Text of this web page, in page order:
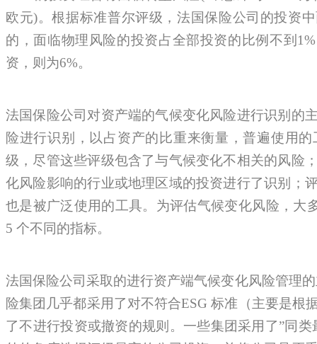
欧元)。根据标准普尔评级，法国保险公司的投资
的，面临物理风险的投资占全部投资的比例不到
资，则为6%。
法国保险公司对资产端的气候变化风险进行识别的
险进行识别，以占资产的比重来衡量，普遍使用的
级，尽管这些评级包含了与气候变化不相关的风险
化风险影响的行业或地理区域的投资进行了识别；
也是被广泛使用的工具。为评估气候变化风险，大
5 个不同的指标。
法国保险公司采取的进行资产端气候变化风险管理
险集团几乎都采用了对不符合ESG 标准（主要是根
了不进行投资或撤资的规则。一些集团采用了”同